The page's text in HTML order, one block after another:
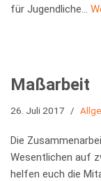
für Jugendliche…
Maßarbeit
26. Juli 2017
Die
Wesentlichen auf
helfen euch die